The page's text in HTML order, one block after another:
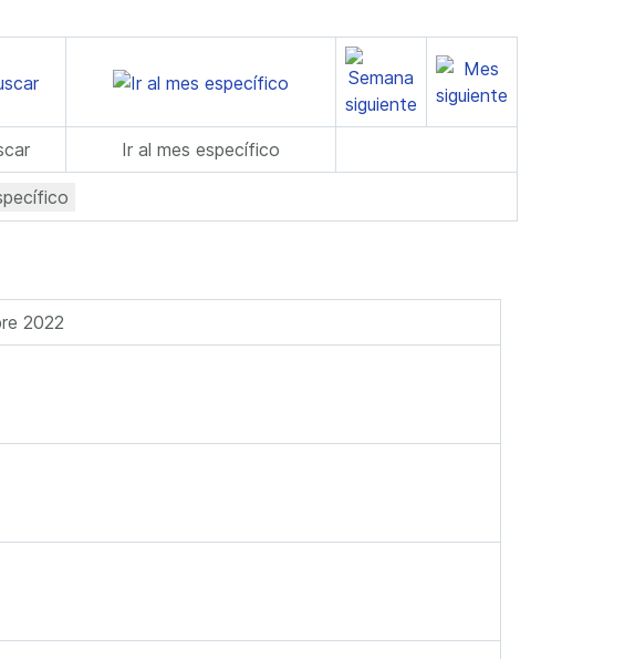
Ir al mes específico
2022